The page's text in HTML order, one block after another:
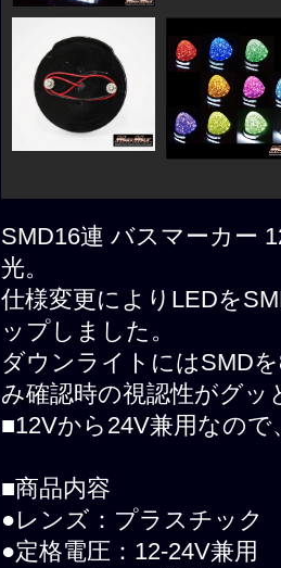
SMD16連 バスマーカー
光。
仕様変更によりLEDを
ップしました。
ダウンライトにはSMD
み確認時の視認性がグッ
■12Vから24V兼用なの
■商品内容
●レンズ：プラスチック
●定格電圧：12-24V兼用